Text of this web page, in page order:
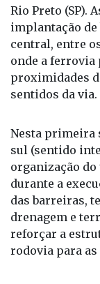
Rio Preto (SP).
implantação
central, entre
onde a ferrovia
proximidades
sentidos da via.
Nesta primeira
sul (sentido
organização
durante a
das barreiras,
drenagem e
reforçar a
rodovia para